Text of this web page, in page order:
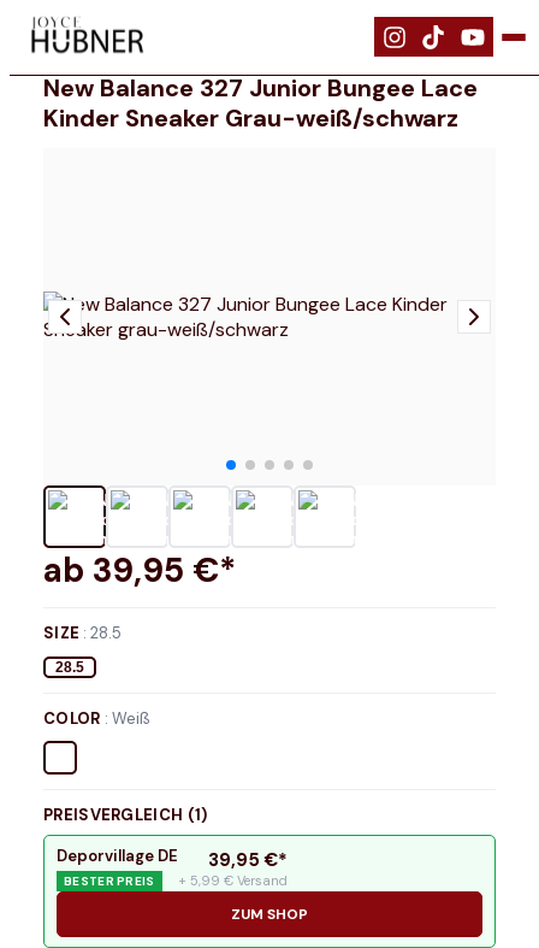
| Schuhe | New Balance 327 Junior Bungee Lace Kinder Sneaker
New Balance 327 Junior Bungee Lace
Kinder Sneaker Grau-weiß/schwarz
ab 39,95 €*
SIZE :28.5
28.5
COLOR : Weiß
PREISVERGLEICH (1)
Deporvillage DE
BESTER PREIS
39,95 €*
+ 5,99 € Versand
ZUM SHOP